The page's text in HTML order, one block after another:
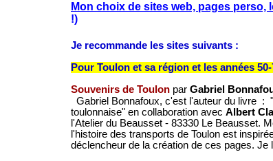
Mon choix de sites web, pages perso,
!)
Je recommande les sites suivants :
Pour Toulon et sa région et les années 50-
Souvenirs de Toulon par Gabriel
Gabriel Bonnafoux, c'est l'auteur du livre :
toulonnaise" en collaboration avec Albert
l'Atelier du Beausset - 83330 Le Beausset.
l'histoire des transports de Toulon est
déclencheur de la création de ces pages.